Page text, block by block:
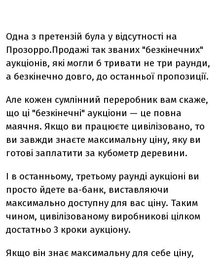
Одна з претензій була у відсутності на
Прозорро.Продажі так званих "безкінечних"
аукціонів, які могли б тривати не три раунди,
а безкінечно довго, до останньої пропозиції.
Але кожен сумлінний переробник вам скаже,
що ці "безкінечні" аукціони — це повна
маячня. Якщо ви працюєте цивілізовано, то
ви завжди знаєте максимальну ціну, яку ви
готові заплатити за кубометр деревини.
І в останньому, третьому раунді аукціоні ви
просто йдете ва-банк, виставляючи
максимально доступну для вас ціну. Таким
чином, цивілізованому виробникові цілком
достатньо 3 кроки аукціону.
Якщо він знає максимальну для себе ціну,